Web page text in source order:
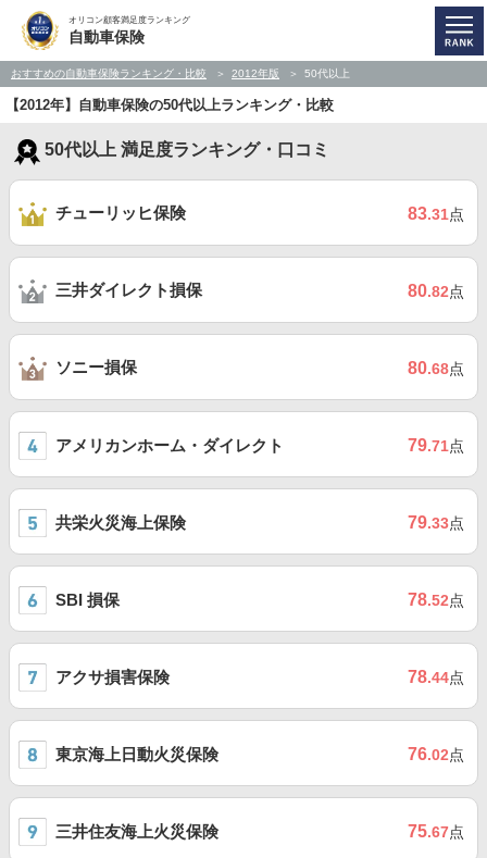
オリコン顧客満足度ランキング
自動車保険
おすすめの自動車保険ランキング・比較 2012年版 50代以上
【2012年】自動車保険の50代以上ランキング・比較
50代以上 満足度ランキング・口コミ
チューリッヒ保険 83.31点
三井ダイレクト損保 80.82点
ソニー損保 80.68点
アメリカンホーム・ダイレクト 79.71点
共栄火災海上保険 79.33点
SBI 損保 78.52点
アクサ損害保険 78.44点
東京海上日動火災保険 76.02点
三井住友海上火災保険 75.67点